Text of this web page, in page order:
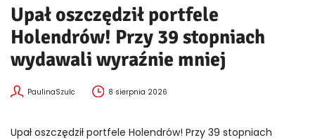
Upał oszczędził portfele
Holendrów! Przy 39 stopniach
wydawali wyraźnie mniej
PaulinaSzulc 8 sierpnia 2026
Upał oszczędził portfele Holendrów! Przy 39 stopniach